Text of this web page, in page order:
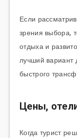
Если
зрения выбора,
отдыха и
лучший вариант
быстрого
Цены,
Когда турист